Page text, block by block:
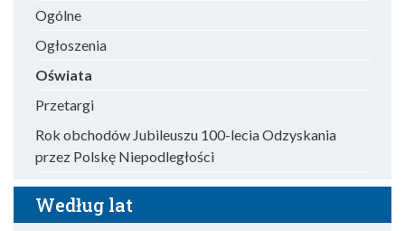
Ogólne
Ogłoszenia
Oświata
Przetargi
Rok obchodów Jubileuszu 100-lecia Odzyskania
przez Polskę Niepodległości
Według lat